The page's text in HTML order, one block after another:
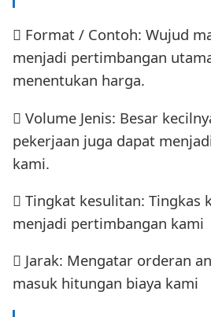
 Format / Contoh: Wujud
menjadi pertimbangan
menentukan harga.
 Volume Jenis: Besar
pekerjaan juga dapat
kami.
 Tingkat kesulitan: Tingkas
menjadi pertimbangan kami
 Jarak: Mengatar orderan
masuk hitungan biaya kami